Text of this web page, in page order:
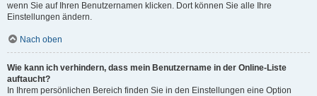
wenn Sie auf Ihren Benutzernamen klicken. Dort können Sie alle Ihre
Einstellungen ändern.
Nach oben
Wie kann ich verhindern, dass mein Benutzername in der Online-Liste
auftaucht?
In Ihrem persönlichen Bereich finden Sie in den Einstellungen eine Option